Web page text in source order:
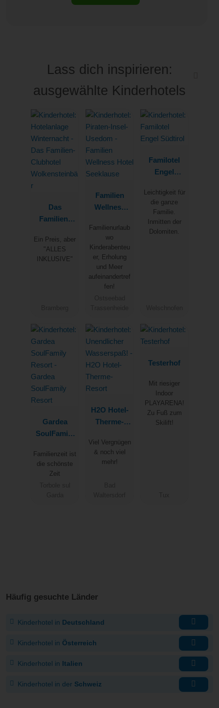
Lass dich inspirieren:
ausgewählte Kinderhotels
Das
Familien-
Wolkenstein
bär
Ein Preis, aber
"ALLES
INKLUSIVE"
Familien
Wellness
Seeklause
Familienurlaub
wo
Kinderabenteu
er, Erholung
und Meer
aufeinandertref
fen!
Familotel
Engel
Leichtigkeit für
die ganze
Familie.
Inmitten der
Dolomiten.
Gardea
SoulFamily
Familienzeit ist
die schönste
Zeit
H2O Hotel-
Therme-
Viel Vergnügen
& noch viel
mehr!
Testerhof
Mit riesiger
Indoor
PLAYARENA!
Zu Fuß zum
Skilift!
Häufig gesuchte Länder
Kinderhotel in Deutschland
Kinderhotel in Österreich
Kinderhotel in Italien
Kinderhotel in der Schweiz